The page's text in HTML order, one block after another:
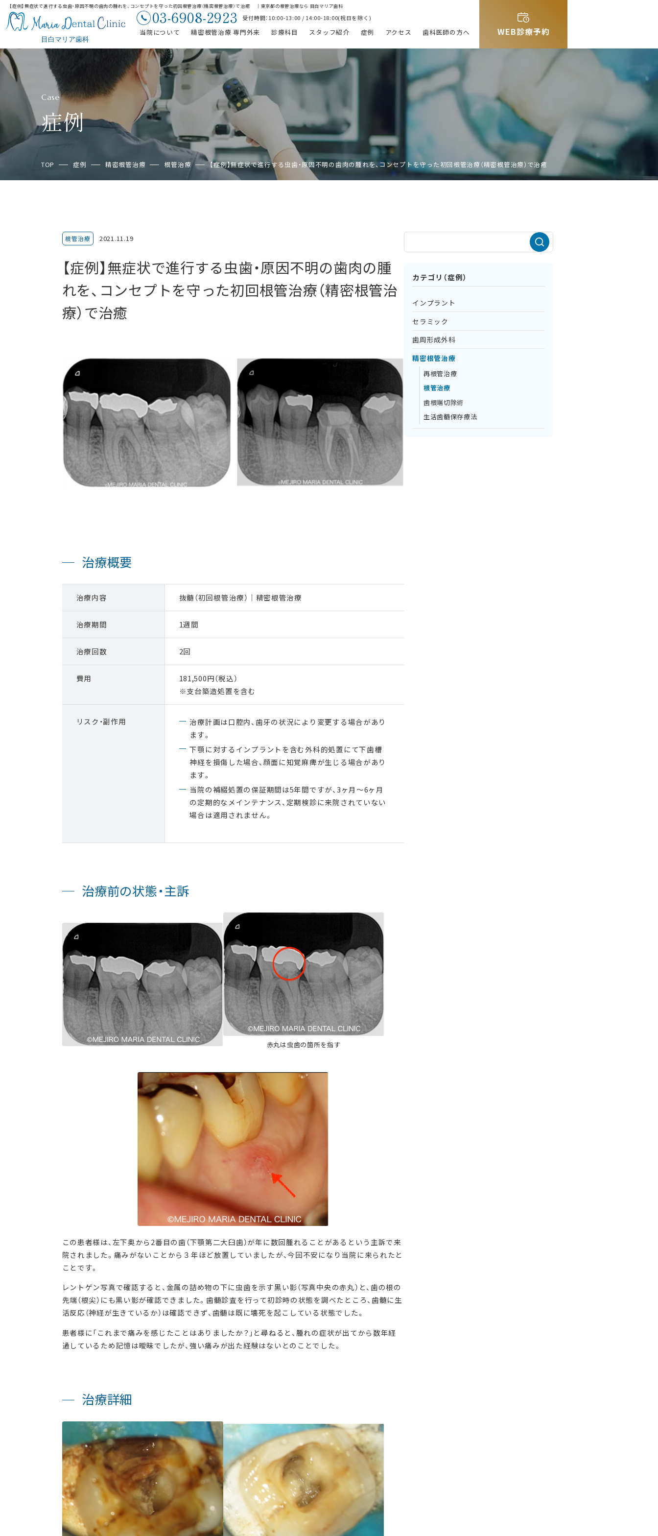
【症例】無症状で進行する虫歯・原因不明の歯肉の腫れを、コンセプトを守った初回根管治療（精密根管治療）で治癒 ｜東京都の根管治療なら 目白マリア歯科
03-6908-2923 受付時間：10:00-13:00 / 14:00-18:00(祝日を除く)
当院について 精密根管治療 専門外来 診療科目 スタッフ紹介 症例 アクセス 歯科医師の方へ WEB診療予約
Case
症例
TOP 症例 精密根管治療 根管治療 【症例】無症状で進行する虫歯・原因不明の歯肉の腫れを、コンセプトを守った初回根管治療（精密根管治療）で治癒
根管治療 2021.11.19
【症例】無症状で進行する虫歯・原因不明の歯肉の腫
れを、コンセプトを守った初回根管治療（精密根管治
療）で治癒
治療概要
治療内容 抜髄（初回根管治療）｜精密根管治療
治療期間 1週間
治療回数 2回
費用
181,500円（税込）
※支台築造処置を含む
リスク・副作用
治療計画は口腔内、歯牙の状況により変更する場合があり
ます。
下顎に対するインプラントを含む外科的処置にて下歯槽
神経を損傷した場合、顔面に知覚麻痺が生じる場合があり
ます。
当院の補綴処置の保証期間は5年間ですが、3ヶ月〜6ヶ月
の定期的なメインテナンス、定期検診に来院されていない
場合は適用されません。
治療前の状態・主訴
赤丸は虫歯の箇所を指す
この患者様は、左下奥から2番目の歯（下顎第二大臼歯）が年に数回腫れることがあるという主訴で来
院されました。痛みがないことから３年ほど放置していましたが、今回不安になり当院に来られたと
ことです。
レントゲン写真で確認すると、金属の詰め物の下に虫歯を示す黒い影（写真中央の赤丸）と、歯の根の
先端（根尖）にも黒い影が確認できました。歯髄診査を行って初診時の状態を調べたところ、歯髄に生
活反応（神経が生きているか）は確認できず、歯髄は既に壊死を起こしている状態でした。
患者様に「これまで痛みを感じたことはありましたか？」と尋ねると、腫れの症状が出てから数年経
過しているため記憶は曖昧でしたが、強い痛みが出た経験はないとのことでした。
治療詳細
カテゴリ（症例）
インプラント
セラミック
歯周形成外科
精密根管治療
再根管治療
根管治療
歯根端切除術
生活歯髄保存療法